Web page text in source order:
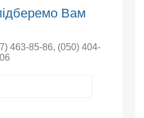
Вам
463-85-86, (050) 404-